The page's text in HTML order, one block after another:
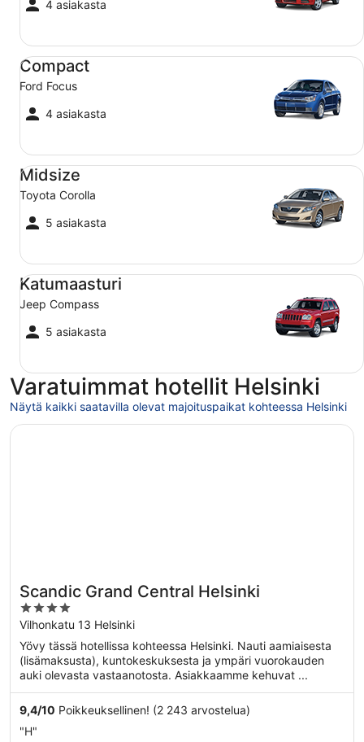
4 asiakasta
Compact
Ford Focus
4 asiakasta
Compact Ford Focus
Midsize
Toyota Corolla
5 asiakasta
Midsize Toyota Corolla
Katumaasturi
Jeep Compass
5 asiakasta
Katumaasturi Jeep Compass
Varatuimmat hotellit Helsinki
Näytä kaikki saatavilla olevat majoituspaikat kohteessa Helsinki
Scandic Grand Central Helsinki
4
out
of
5
Vilhonkatu 13 Helsinki
Yövy tässä hotellissa kohteessa Helsinki. Nauti aamiaisesta
(lisämaksusta), kuntokeskuksesta ja ympäri vuorokauden
auki olevasta vastaanotosta. Asiakkaamme kehuvat ...
9,4/10 Poikkeuksellinen! (2 243 arvostelua)
"H"
Avautuu uuteen ikkunaan
Scandic Grand Central Helsinki